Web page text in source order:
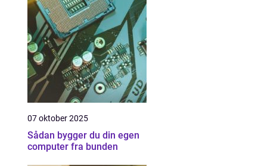
07 oktober 2025
Sådan bygger du din egen
computer fra bunden